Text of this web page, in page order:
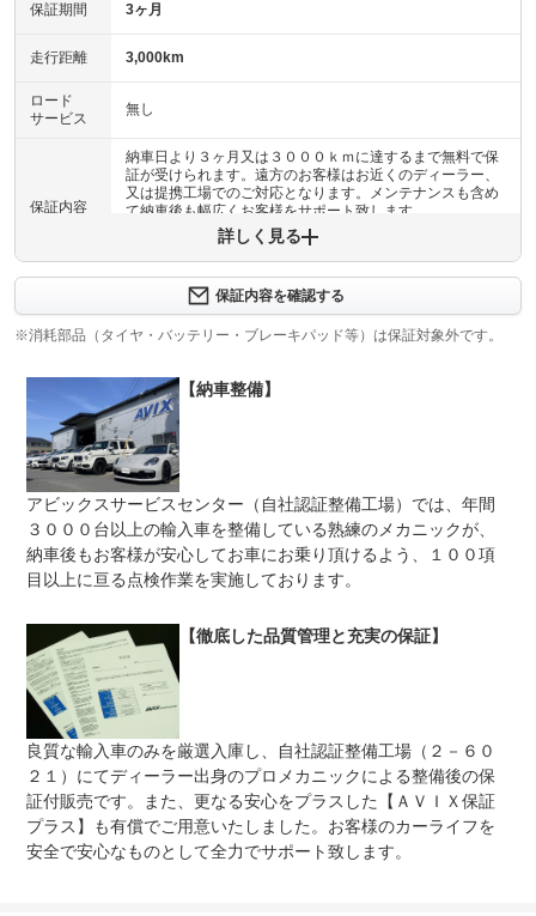
保証期間 3ヶ月
走行距離 3,000km
ロード
サービス
無し
保証内容
納車日より３ヶ月又は３０００ｋｍに達するまで無料で保
証が受けられます。遠方のお客様はお近くのディーラー、
又は提携工場でのご対応となります。メンテナンスも含め
て納車後も幅広くお客様をサポート致します。
上限金額 -
免責金 無し
保証修理
受付先
-
法定整備
整備付 法定12ヶ月または法定24ヶ月点検整備付
※車検なし・車検整備付の場合は法定24ヶ月点検整備付
※商用車は6ヶ月または12ヶ月点検整備付
法定整備
について
車検整備付の場合は法定２４ヶ月点検整備付※商用車は６
ヶ月または１２ヶ月点検整備付
詳しく見る
保証内容を確認する
※消耗部品（タイヤ・バッテリー・ブレーキパッド等）は保証対象外です。
【納車整備】
アビックスサービスセンター（自社認証整備工場）では、年間
３０００台以上の輸入車を整備している熟練のメカニックが、
納車後もお客様が安心してお車にお乗り頂けるよう、１００項
目以上に亘る点検作業を実施しております。
【徹底した品質管理と充実の保証】
良質な輸入車のみを厳選入庫し、自社認証整備工場（２－６０
２１）にてディーラー出身のプロメカニックによる整備後の保
証付販売です。また、更なる安心をプラスした【ＡＶＩＸ保証
プラス】も有償でご用意いたしました。お客様のカーライフを
安全で安心なものとして全力でサポート致します。